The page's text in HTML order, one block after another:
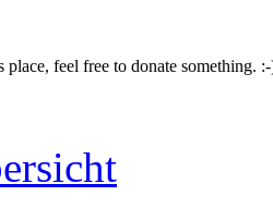
feel free to donate something.